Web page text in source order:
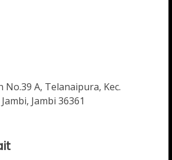
No.39 A, Telanaipura, Kec.
Jambi 36361